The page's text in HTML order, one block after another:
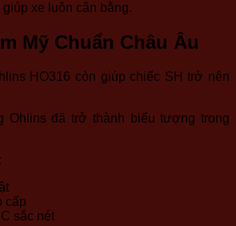
xe luôn cân bằng.
Mỹ Chuẩn Châu Âu
HO316 còn giúp chiếc SH trở nên
Ohlins đã trở thành biểu tượng trong
cấp
sắc nét